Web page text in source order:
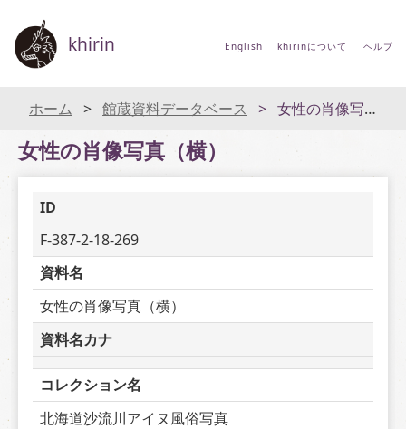
khirin English khirinについて ヘルプ
ホーム 館蔵資料データベース 女性の肖像写真（横）
女性の肖像写真（横）
ID
F-387-2-18-269
資料名
女性の肖像写真（横）
資料名カナ
コレクション名
北海道沙流川アイヌ風俗写真